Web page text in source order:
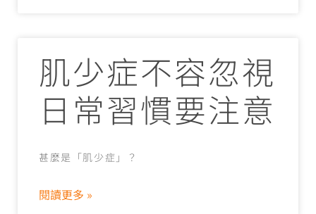
肌少症不容忽視
日常習慣要注意
甚麼是「肌少症」？
閱讀更多 »